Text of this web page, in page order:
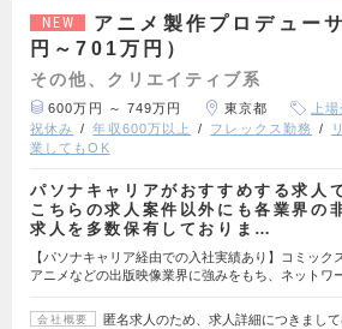
NEW
アニメ製作プロデュー
円～701万円）
その他、クリエイティブ系
600万円 ～ 749万円 東京都 上
祝休み
年収600万以上 フレックス勤務
業してもOK
パソナキャリアがおすすめする求人
こちらの求人案件以外にも各業界の
求人を多数保有しておりま…
【パソナキャリア経由での入社実績あり】コミック
アニメなどの出版映像業界に強みをもち、ネットワ
会社概要
匿名求人のため、求人詳細につきまし